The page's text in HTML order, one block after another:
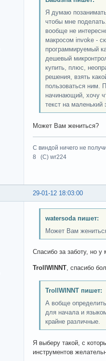
Я думаю
чтобы мне
вообще не
макросом invoke -
программируемый
дешевый
купить, плюс,
решения, взять
пользоваться ним.
начинающий, хочу
текст на маленький
Может Вам жениться?
С виндой ничего не
8 (C) wr224
29-01-12 18:03:00
watersoda пишет:
Может Вам
Спасибо за заботу, но
TrollWINNT, спасибо
TrollWINNT пишет:
А вобще
для начала и
крайне различные.
Я выберу такой, с
инструментов